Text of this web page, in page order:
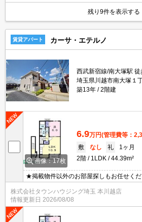
残り9件を表示する
賃貸アパート カーサ・エテルノ
西武新宿線/南大塚駅
埼玉県川越市南大塚１
築13年
2階建
画像：17枚
6.9万円(管理費等：
敷
なし 礼
1ヶ月
2階
1LDK 44.39m²
★掲載物件以外のお部屋探しもお任せく
探しはタウンハウジングへ★
株式会社タウンハウジング埼玉 本川越店
情報更新日 2026/08/08